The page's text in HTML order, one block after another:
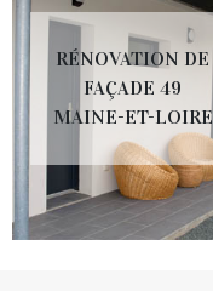
RÉNOVATION DE
FAÇADE 49
MAINE-ET-LOIRE